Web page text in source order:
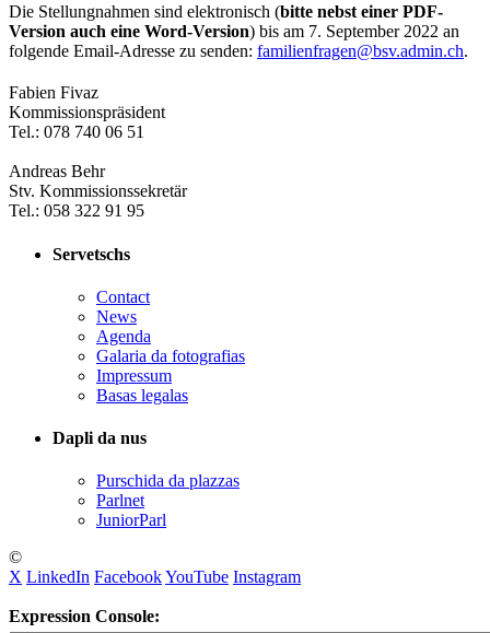
Die Stellungnahmen sind elektronisch (bitte nebst einer PDF-
Version auch eine Word-Version) bis am 7. September 2022 an
folgende Email-Adresse zu senden: familienfragen@bsv.admin.ch.
​Fabien Fivaz
Kommissionspräsident
Tel.: 078 740 06 51
Andreas Behr
Stv. Kommissionssekretär
Tel.: 058 322 91 95
Servetschs
Contact
News
Agenda
Galaria da fotografias
Impressum
Basas legalas
Dapli da nus
Purschida da plazzas
Parlnet
JuniorParl
©
X LinkedIn FacebookYouTube Instagram
Expression Console: